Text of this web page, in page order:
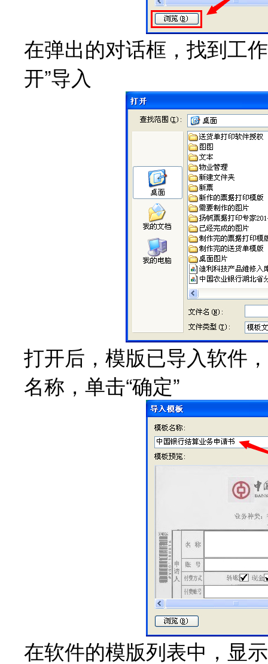
在弹出的对话框，找到工
开”导入
打开后，模版已导入软件
名称，单击“确定”
在软件的模版列表中，显